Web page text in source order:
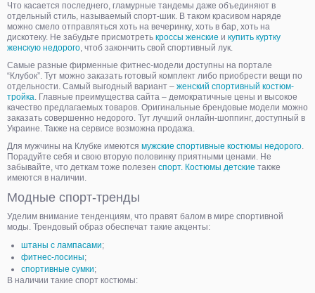
Что касается последнего, гламурные тандемы даже объединяют в
отдельный стиль, называемый спорт-шик. В таком красивом наряде
можно смело отправляться хоть на вечеринку, хоть в бар, хоть на
дискотеку. Не забудьте присмотреть кроссы женские и купить куртку
женскую недорого, чтоб закончить свой спортивный лук.
Самые разные фирменные фитнес-модели доступны на портале
“Клубок”. Тут можно заказать готовый комплект либо приобрести вещи по
отдельности. Самый выгодный вариант – женский спортивный костюм-
тройка. Главные преимущества сайта – демократичные цены и высокое
качество предлагаемых товаров. Оригинальные брендовые модели можно
заказать совершенно недорого. Тут лучший онлайн-шоппинг, доступный в
Украине. Также на сервисе возможна продажа.
Для мужчины на Клубке имеются мужские спортивные костюмы недорого.
Порадуйте себя и свою вторую половинку приятными ценами. Не
забывайте, что деткам тоже полезен спорт. Костюмы детские также
имеются в наличии.
Модные спорт-тренды
Уделим внимание тенденциям, что правят балом в мире спортивной
моды. Трендовый образ обеспечат такие акценты:
штаны с лампасами;
фитнес-лосины;
спортивные сумки;
В наличии такие спорт костюмы: